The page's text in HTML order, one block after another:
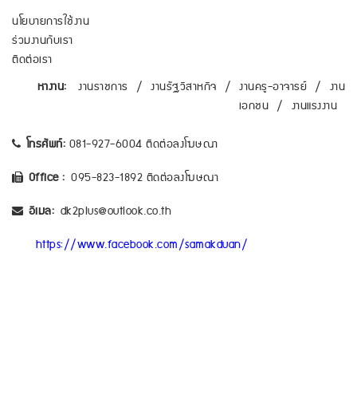
นโยบายการใช้งาน
ร่วมงานกับเรา
ติดต่อเรา
หางาน:
งานราชการ / งานรัฐวิสาหกิจ / งานครู-อาจารย์ / งาน
เอกชน / งานแรงงาน
โทรศัพท์: 081-927-6004 ติดต่อลงโฆษณา
Office : 095-823-1892 ติดต่อลงโฆษณา
อีเมล: dk2plus@outlook.co.th
https://www.facebook.com/samakduan/